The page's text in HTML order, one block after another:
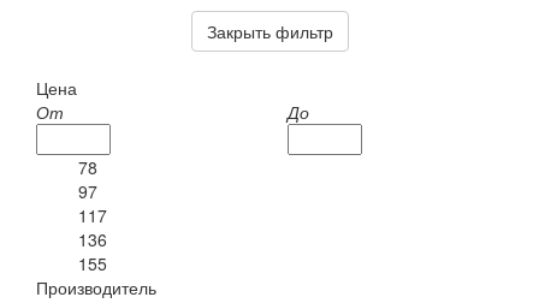
Закрыть фильтр
Цена
От
До
78
97
117
136
155
Производитель